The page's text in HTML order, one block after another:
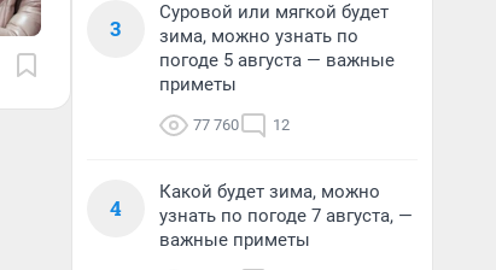
3
Суровой или мягкой будет
зима, можно узнать по
погоде 5 августа — важные
приметы
77 760 12
4
Какой будет зима, можно
узнать по погоде 7 августа, —
важные приметы